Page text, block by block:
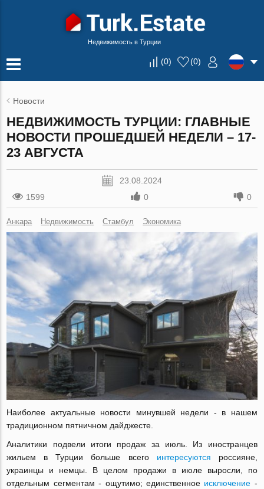
Недвижимость в Турции
(0) (0)
Новости
НЕДВИЖИМОСТЬ ТУРЦИИ: ГЛАВНЫЕ
НОВОСТИ ПРОШЕДШЕЙ НЕДЕЛИ – 17-
23 АВГУСТА
23.08.2024
1599
0 0
Анкара Недвижимость Стамбул Экономика
Наиболее актуальные новости минувшей недели - в нашем
традиционном пятничном дайджесте.
Аналитики подвели итоги продаж за июль. Из иностранцев
жильем в Турции больше всего интересуются россияне,
украинцы и немцы. В целом продажи в июле выросли, по
отдельным сегментам - ощутимо; единственное исключение -